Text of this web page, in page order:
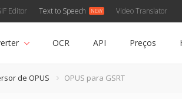
Editor Text to Speech Video Translator
OCR API Preços
de OPUS OPUS para GSRT